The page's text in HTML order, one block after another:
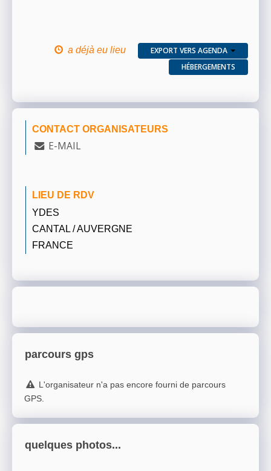
a déjà eu lieu
EXPORT VERS AGENDA
HÉBERGEMENTS
CONTACT ORGANISATEURS
E-MAIL
LIEU DE RDV
YDES
CANTAL / AUVERGNE
FRANCE
parcours gps
L'organisateur n'a pas encore fourni de parcours
GPS.
quelques photos...